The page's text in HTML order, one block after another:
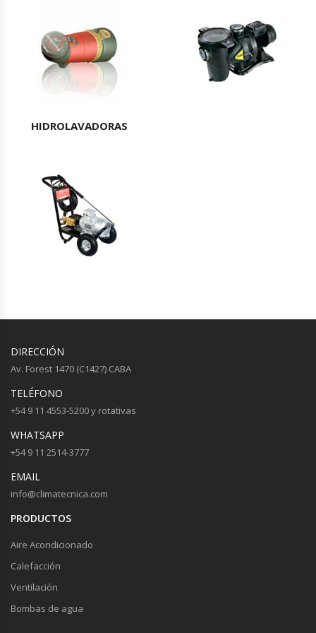
HIDROLAVADORAS
DIRECCIÓN
Av. Forest 1470 (C1427) CABA
TELÉFONO
+54 9 11 4553-5200 y rotativas
WHATSAPP
+54 9 11 2514-3777
EMAIL
info@climatecnica.com
PRODUCTOS
Aire Acondicionado
Calefacción
Ventilación
Bombas de agua